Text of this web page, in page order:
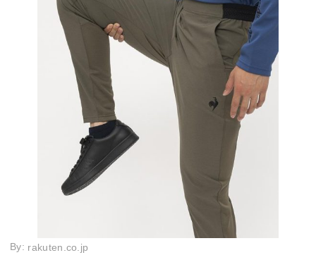
By: rakuten.co.jp